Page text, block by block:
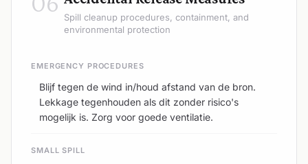
Spill cleanup procedures, containment, and
environmental protection
EMERGENCY PROCEDURES
Blijf tegen de wind in/houd afstand van de bron.
Lekkage tegenhouden als dit zonder risico's
mogelijk is. Zorg voor goede ventilatie.
SMALL SPILL